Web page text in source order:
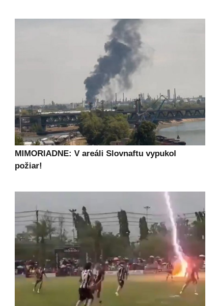
MIMORIADNE: V areáli Slovnaftu vypukol
požiar!